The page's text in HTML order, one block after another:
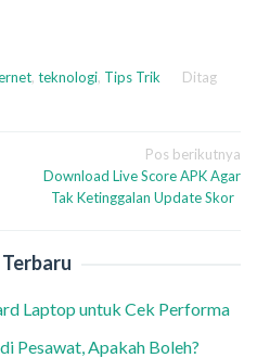
, teknologi, Tips Trik
Ditag
Pos berikutnya
Download Live Score APK Agar
Tak Ketinggalan Update Skor
Laptop untuk Cek Performa
Pesawat, Apakah Boleh?